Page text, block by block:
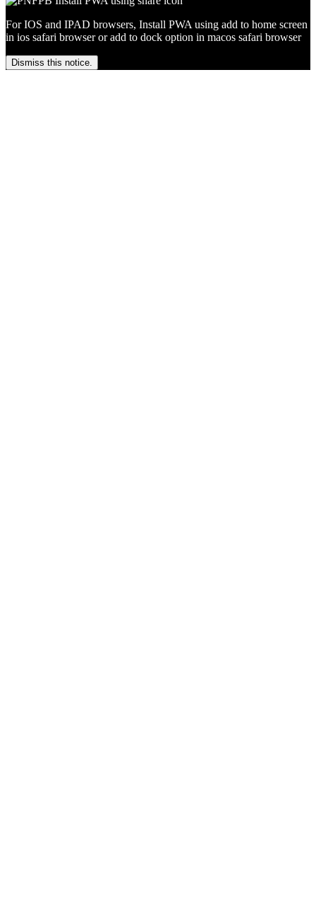
For IOS and IPAD browsers, Install PWA using add to home screen
in ios safari browser or add to dock option in macos safari browser
Dismiss this notice.